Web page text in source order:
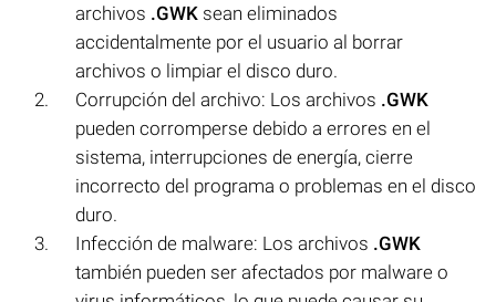
archivos .GWK sean eliminados
accidentalmente por el usuario al borrar
archivos o limpiar el disco duro.
Corrupción del archivo: Los archivos .GWK
pueden corromperse debido a errores en el
sistema, interrupciones de energía, cierre
incorrecto del programa o problemas en el disco
duro.
Infección de malware: Los archivos .GWK
también pueden ser afectados por malware o